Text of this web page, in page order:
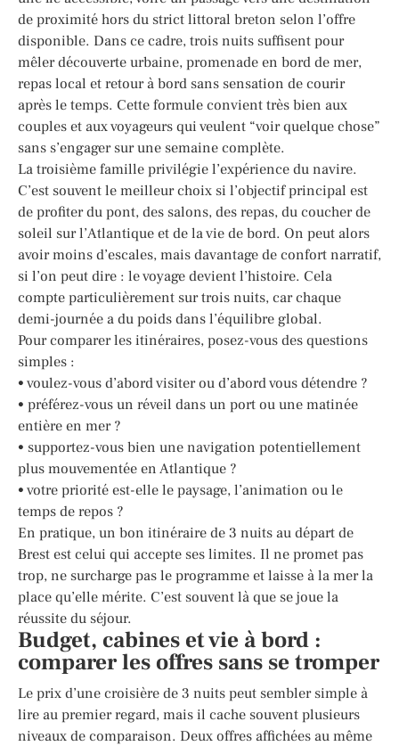
de proximité hors du strict littoral breton selon l’offre
disponible. Dans ce cadre, trois nuits suffisent pour
mêler découverte urbaine, promenade en bord de mer,
repas local et retour à bord sans sensation de courir
après le temps. Cette formule convient très bien aux
couples et aux voyageurs qui veulent “voir quelque chose”
sans s’engager sur une semaine complète.
La troisième famille privilégie l’expérience du navire.
C’est souvent le meilleur choix si l’objectif principal est
de profiter du pont, des salons, des repas, du coucher de
soleil sur l’Atlantique et de la vie de bord. On peut alors
avoir moins d’escales, mais davantage de confort narratif,
si l’on peut dire : le voyage devient l’histoire. Cela
compte particulièrement sur trois nuits, car chaque
demi-journée a du poids dans l’équilibre global.
Pour comparer les itinéraires, posez-vous des questions
simples :
• voulez-vous d’abord visiter ou d’abord vous détendre ?
• préférez-vous un réveil dans un port ou une matinée
entière en mer ?
• supportez-vous bien une navigation potentiellement
plus mouvementée en Atlantique ?
• votre priorité est-elle le paysage, l’animation ou le
temps de repos ?
En pratique, un bon itinéraire de 3 nuits au départ de
Brest est celui qui accepte ses limites. Il ne promet pas
trop, ne surcharge pas le programme et laisse à la mer la
place qu’elle mérite. C’est souvent là que se joue la
réussite du séjour.
Budget, cabines et vie à bord :
comparer les offres sans se tromper
Le prix d’une croisière de 3 nuits peut sembler simple à
lire au premier regard, mais il cache souvent plusieurs
niveaux de comparaison. Deux offres affichées au même